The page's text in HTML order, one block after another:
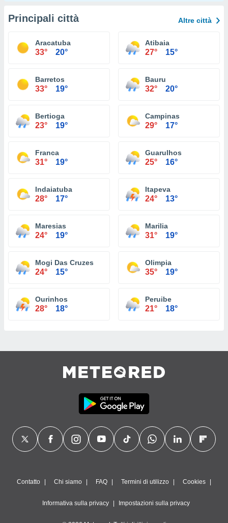
Principali città Altre città
Aracatuba
33° 20°
Atibaia
27° 15°
Barretos
33° 19°
Bauru
32° 20°
Bertioga
23° 19°
Campinas
29° 17°
Franca
31° 19°
Guarulhos
25° 16°
Indaiatuba
28° 17°
Itapeva
24° 13°
Maresias
24° 19°
Marilia
31° 19°
Mogi Das Cruzes
24° 15°
Olimpia
35° 19°
Ourinhos
28° 18°
Peruibe
21° 18°
Contatto Chi siamo FAQ Termini di utilizzo Cookies
Informativa sulla privacy Impostazioni sulla privacy